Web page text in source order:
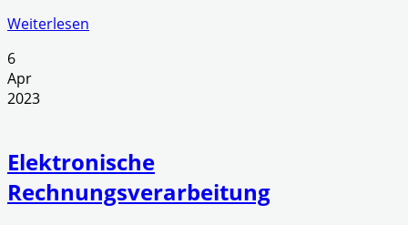
Weiterlesen
6
Apr
2023
Elektronische
Rechnungsverarbeitung